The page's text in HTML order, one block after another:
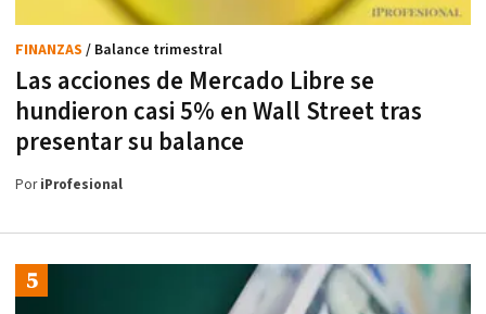
Las acciones de Mercado Libre se
hundieron casi 5% en Wall Street tras
presentar su balance
FINANZAS / Balance trimestral
PoriProfesional